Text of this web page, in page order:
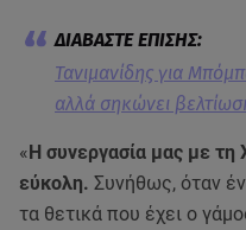
Τανιμανίδης για
αλλά σηκώνει
«Η συνεργασία μας με τη
εύκολη. Συνήθως, όταν
τα θετικά που έχει ο